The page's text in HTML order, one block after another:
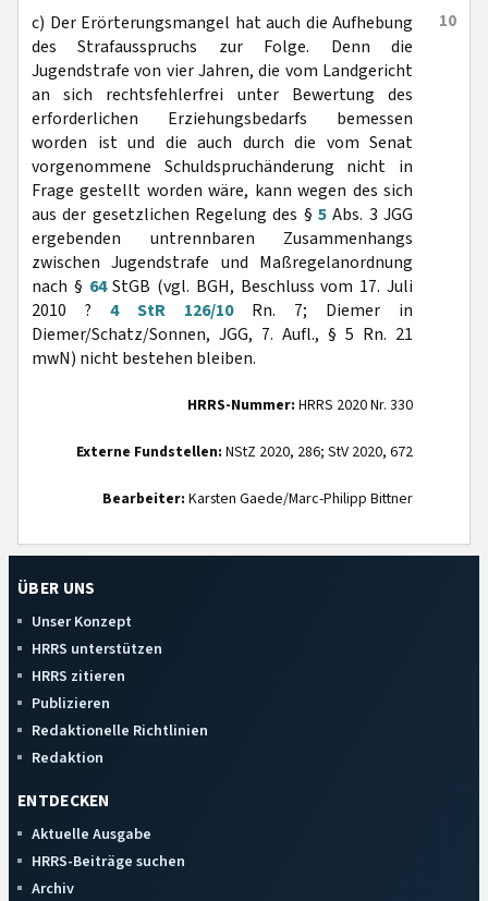
10
c) Der Erörterungsmangel hat auch die Aufhebung
des Strafausspruchs zur Folge. Denn die
Jugendstrafe von vier Jahren, die vom Landgericht
an sich rechtsfehlerfrei unter Bewertung des
erforderlichen Erziehungsbedarfs bemessen
worden ist und die auch durch die vom Senat
vorgenommene Schuldspruchänderung nicht in
Frage gestellt worden wäre, kann wegen des sich
aus der gesetzlichen Regelung des § 5 Abs. 3 JGG
ergebenden untrennbaren Zusammenhangs
zwischen Jugendstrafe und Maßregelanordnung
nach § 64StGB (vgl. BGH, Beschluss vom 17. Juli
2010 ? 4 StR 126/10Rn. 7; Diemer in
Diemer/Schatz/Sonnen, JGG, 7. Aufl., § 5 Rn. 21
mwN) nicht bestehen bleiben.
HRRS-Nummer: HRRS 2020 Nr. 330
Externe Fundstellen: NStZ 2020, 286; StV 2020, 672
Bearbeiter: Karsten Gaede/Marc-Philipp Bittner
ÜBER UNS
Unser Konzept
HRRS unterstützen
HRRS zitieren
Publizieren
Redaktionelle Richtlinien
Redaktion
ENTDECKEN
Aktuelle Ausgabe
HRRS-Beiträge suchen
Archiv